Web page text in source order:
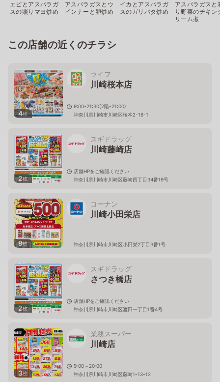
エビとアスパラガ
スの照りマヨ炒め
アスパラガスとウ
インナーと卵炒め
イカとアスパラガ
スのガリバタ炒め
アスパラガスと
り野菜のチキン
リーム煮
この店舗の近くのチラシ
4枚
ライフ
川崎桜本店
9:00-21:30(2階-21:00)
神奈川県川崎市川崎区桜本2-16-1
2枚
スギドラッグ
川崎藤崎店
店舗HPをご確認ください
神奈川県川崎市川崎区藤崎四丁目34番19号
9枚
コーナン
川崎小田栄店
神奈川県川崎市川崎区小田栄2丁目3番1号
2枚
スギドラッグ
さつき橋店
店舗HPをご確認ください
神奈川県川崎市川崎区渡田一丁目1番4号
3枚
業務スーパー
川崎店
9:00～20:00
神奈川県川崎市川崎区藤崎1-13-12